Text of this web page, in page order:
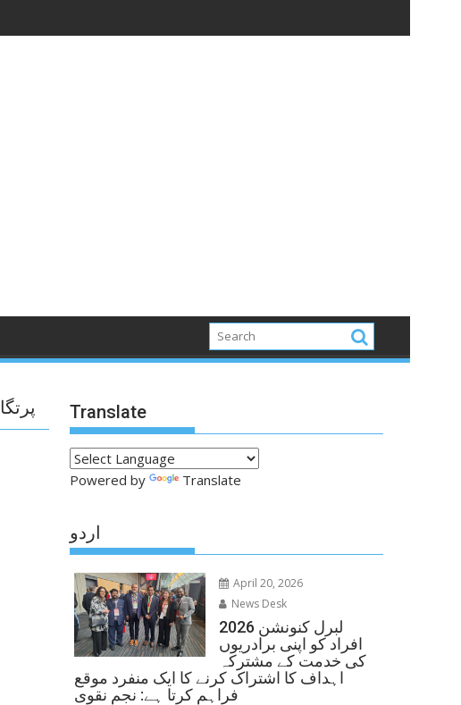
Translate
Powered by Translate
اردو
April 20, 2026
News Desk
لبرل کنونشن 2026
افراد کو اپنی برادریوں
کی خدمت کے مشترکہ
اہداف کا اشتراک کرنے کا ایک منفرد موقع
فراہم کرتا ہے: نجم نقوی